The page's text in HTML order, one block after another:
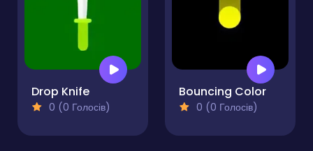
Drop Knife
0 (0 Голосів)
Bouncing Color
0 (0 Голосів)